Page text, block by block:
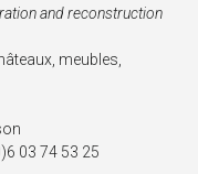
and reconstruction
meubles,
03 74 53 25